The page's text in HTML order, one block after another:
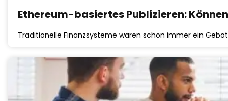
Ethereum-basiertes Publizieren:
Traditionelle Finanzsysteme waren schon immer ein